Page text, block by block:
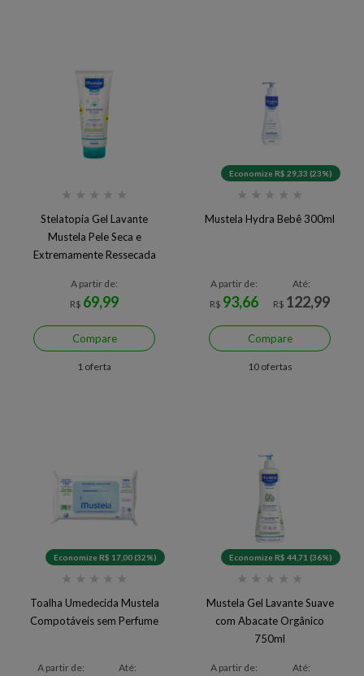
★ ★ ★ ★ ★
Stelatopia Gel Lavante
Mustela Pele Seca e
Extremamente Ressecada
A partir de:
R$ 69,99
Compare
1 oferta
Economize R$ 29,33 (23%)
★ ★ ★ ★ ★
Mustela Hydra Bebê 300ml
A partir de:
R$ 93,66
Até:
R$ 122,99
Compare
10 ofertas
Economize R$ 17,00 (32%)
★ ★ ★ ★ ★
Toalha Umedecida Mustela
Compotáveis sem Perfume
A partir de:
Até:
Economize R$ 44,71 (36%)
★ ★ ★ ★ ★
Mustela Gel Lavante Suave
com Abacate Orgânico
750ml
A partir de:
Até: